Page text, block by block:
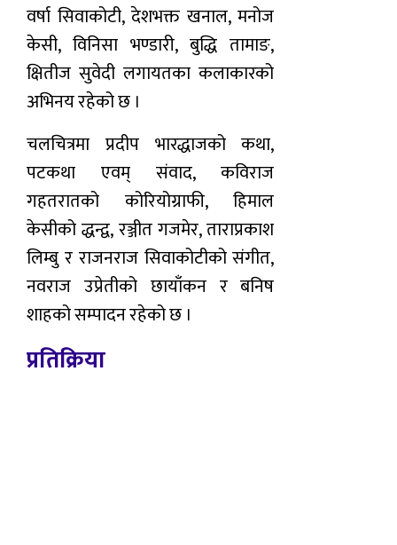
वर्षा सिवाकोटी, देशभक्त खनाल, मनोज
केसी, विनिसा भण्डारी, बुद्धि तामाङ,
क्षितीज सुवेदी लगायतका कलाकारको
अभिनय रहेको छ ।
चलचित्रमा प्रदीप भारद्धाजको कथा,
पटकथा एवम् संवाद, कविराज
गहतरातको कोरियोग्राफी, हिमाल
केसीको द्धन्द्व, रञ्जीत गजमेर, ताराप्रकाश
लिम्बु र राजनराज सिवाकोटीको संगीत,
नवराज उप्रेतीको छायाँकन र बनिष
शाहको सम्पादन रहेको छ ।
प्रतिक्रिया